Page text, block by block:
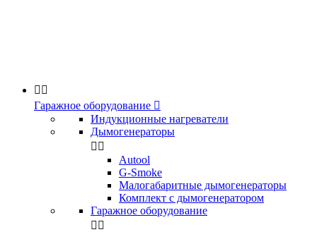
 
Гаражное оборудование 
Индукционные нагреватели
Дымогенераторы
 
Аutool
G-Smoke
Малогабаритные дымогенераторы
Комплект с дымогенератором
Гаражное оборудование
 